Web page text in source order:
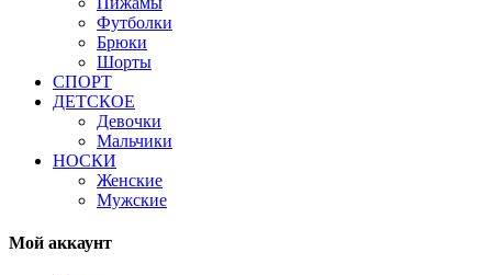
Футболки
Брюки
Шорты
СПОРТ
ДЕТСКОЕ
Девочки
Мальчики
НОСКИ
Женские
Мужские
Мой аккаунт